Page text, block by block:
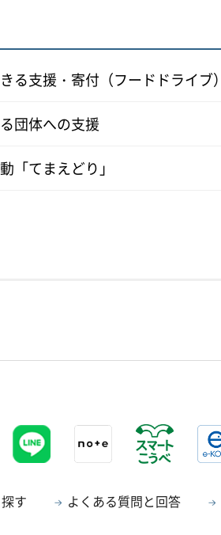
る支援・寄付（フードドライブ）
団体への支援
「てまえどり」
す よくある質問と回答